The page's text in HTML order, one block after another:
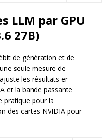
LLM par GPU
27B)
de génération et de
seule mesure de
les résultats en
et la bande passante
pratique pour la
des cartes NVIDIA pour